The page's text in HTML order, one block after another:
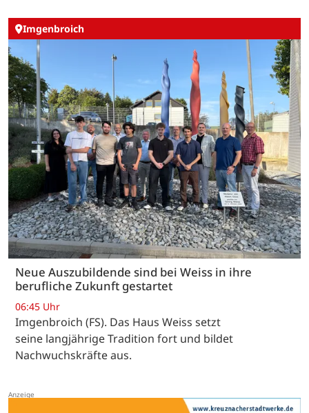
Imgenbroich
Neue Auszubildende sind bei Weiss in ihre
berufliche Zukunft gestartet
06:45 Uhr
Imgenbroich (FS). Das Haus Weiss setzt
seine langjährige Tradition fort und bildet
Nachwuchskräfte aus.